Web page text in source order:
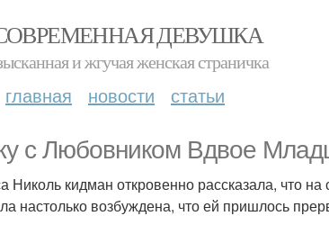
ДЕВУШКА
и жгучая женская страничка
главная новости статьи
с Любовником Вдвое
Николь кидман откровенно рассказала, что
настолько возбуждена, что ей пришлось